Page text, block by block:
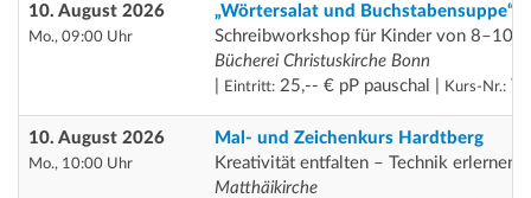
10. August 2026
Mo., 09:00 Uhr
„Wörtersalat und Buchstabensuppe“
Schreibworkshop für Kinder von 8–10
Bücherei Christuskirche Bonn
Eintritt: 25,-- € pP pauschal | Kurs-Nr.:
10. August 2026
Mo., 10:00 Uhr
Mal- und Zeichenkurs Hardtberg
Kreativität entfalten – Technik erlernen
Matthäikirche